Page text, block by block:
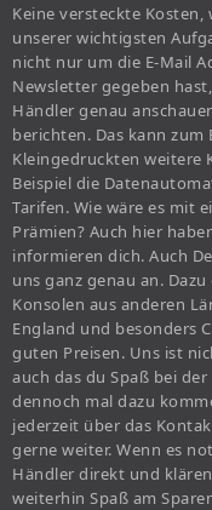
Keine versteckte
unserer wichtigsten
nicht nur um die E-Mail
Newsletter gegeben
Händler genau
berichten. Das kann
Kleingedruckten weitere
Beispiel die
Tarifen. Wie wäre es mit
Prämien? Auch hier
informieren dich. Auch
uns ganz genau an.
Konsolen aus anderen
England und besonders
guten Preisen. Uns ist
auch das du Spaß bei
dennoch mal dazu
jederzeit über das
gerne weiter. Wenn es
Händler direkt und
weiterhin Spaß am